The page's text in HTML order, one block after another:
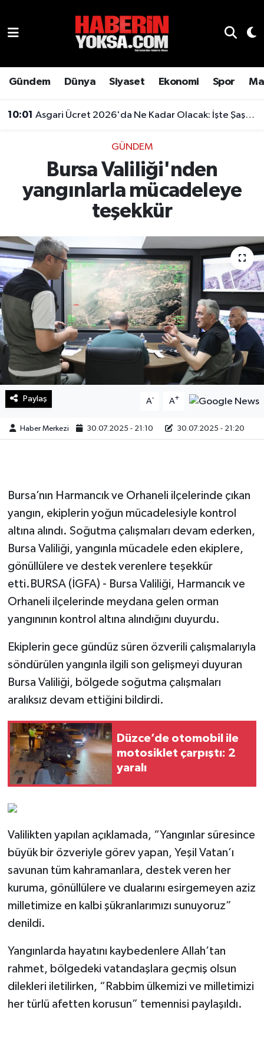
Gündem Dünya Siyaset Ekonomi Spor
10:01 Asgari Ücret 2026'da Ne Kadar Olacak: İşte Şaşırtan Rakam
GÜNDEM
Bursa Valiliği'nden
yangınlarla mücadeleye
teşekkür
Paylaş A- A+
Haber Merkezi 30.07.2025 - 21:10 30.07.2025 - 21:20
Bursa’nın Harmancık ve Orhaneli ilçelerinde çıkan
yangın, ekiplerin yoğun mücadelesiyle kontrol
altına alındı. Soğutma çalışmaları devam ederken,
Bursa Valiliği, yangınla mücadele eden ekiplere,
gönüllülere ve destek verenlere teşekkür
etti.BURSA (İGFA) - Bursa Valiliği, Harmancık ve
Orhaneli ilçelerinde meydana gelen orman
yangınının kontrol altına alındığını duyurdu.
Ekiplerin gece gündüz süren özverili çalışmalarıyla
söndürülen yangınla ilgili son gelişmeyi duyuran
Bursa Valiliği, bölgede soğutma çalışmaları
aralıksız devam ettiğini bildirdi.
Düzce’de otomobil ile
motosiklet çarpıştı: 2
yaralı
Valilikten yapılan açıklamada, “Yangınlar süresince
büyük bir özveriyle görev yapan, Yeşil Vatan’ı
savunan tüm kahramanlara, destek veren her
kuruma, gönüllülere ve dualarını esirgemeyen aziz
milletimize en kalbi şükranlarımızı sunuyoruz”
denildi.
Yangınlarda hayatını kaybedenlere Allah’tan
rahmet, bölgedeki vatandaşlara geçmiş olsun
dilekleri iletilirken, “Rabbim ülkemizi ve milletimizi
her türlü afetten korusun” temennisi paylaşıldı.
Genel
Gündem
Otomobil
Sağlık
Teknoloji
Yaşam
Hava Durumu
Son Dakika Haberleri
Haber Arşivi